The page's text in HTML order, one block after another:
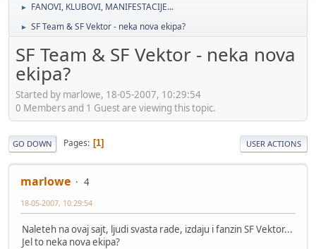
► FANOVI, KLUBOVI, MANIFESTACIJE...
► SF Team & SF Vektor - neka nova ekipa?
SF Team & SF Vektor - neka nova
ekipa?
Started by marlowe, 18-05-2007, 10:29:54
0 Members and 1 Guest are viewing this topic.
GO DOWN Pages 1 USER ACTIONS
marlowe 4
18-05-2007, 10:29:54
Naleteh na ovaj sajt, ljudi svasta rade, izdaju i fanzin SF Vektor...
Jel to neka nova ekipa?